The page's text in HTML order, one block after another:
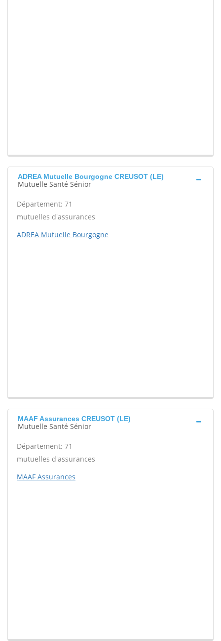
ADREA Mutuelle Bourgogne CREUSOT (LE)
Mutuelle Santé Sénior
Département: 71
mutuelles d'assurances
ADREA Mutuelle Bourgogne
MAAF Assurances CREUSOT (LE)
Mutuelle Santé Sénior
Département: 71
mutuelles d'assurances
MAAF Assurances